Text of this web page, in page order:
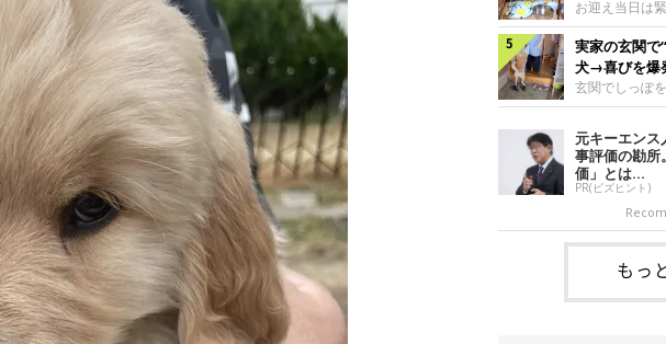
るようなコでし
は、なっちゃ
された一枚で
族と一緒にお
くさん遊んで
めたそうです
@Pkndg_
くん妹さんに
表情を見せる
影）。
Twitter）ユー
犬・小次郎く
は、飼い主さ
日、飼い主さ
中、妹さんと
を克服し頼
お迎え当日は
野犬の保護子
だったことを
り添う姿を見
ージの隅で不
アちゃん。
のは、X（旧
ゃん（撮影当
主さんが「#最
稿した写真に
表情を浮かべ
ていました。
実家の玄関で
犬→喜びを爆
光景にほっこ
玄関でしっぽ
ない様子の柴
との再会が待
ワする福丸く
福丸くん。
のは、X（旧
動画。玄関で
犬・福丸くん
何やらソワソ
が、それには
た。 玄関で聞
元キーエンス
事評価の勘所
価」とは...
PR(ビズヒント)
もっ